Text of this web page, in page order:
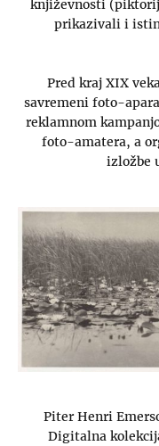
književnosti
prikazivali i
Pred kraj XIX
savremeni foto-
reklamnom
foto-amatera, a
izložbe
Piter Henri
Digitalna